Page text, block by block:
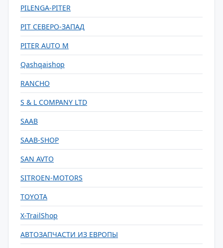
PILENGA-PITER
PIT СЕВЕРО-ЗАПАД
PITER AUTO M
Qashqaishop
RANCHO
S & L COMPANY LTD
SAAB
SAAB-SHOP
SAN AVTO
SITROEN-MOTORS
TOYOTA
X-TrailShop
АВТОЗАПЧАСТИ ИЗ ЕВРОПЫ